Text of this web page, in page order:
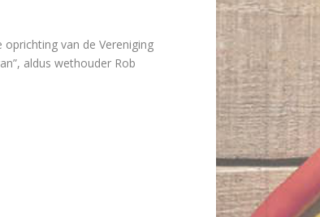
van de Vereniging
aldus wethouder Rob